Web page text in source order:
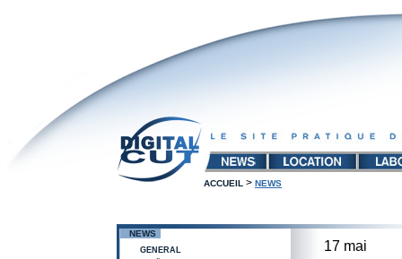
ACCUEIL > NEWS
NEWS
GENERAL
17 mai